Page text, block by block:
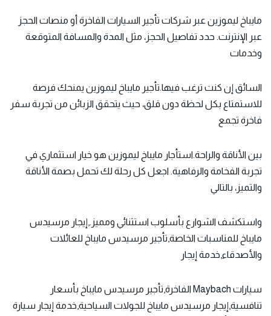
مايباخ ليموزين عبر شركات تأجير السيارات الفاخرة أو منصات الحجز
عبر الإنترنت. حدد تفاصيل الحجز، مثل المدة والمسافة المتوقعة
وخدمات
السائق إن كنت ترغب فيها.تأجير مايباخ ليموزين يمنحك فرصة
للاستمتاع بكل لحظة دون قلق، حيث يتحقق الزبائن من تجربة سفر
فاخرة تجمع
بين الأناقة والراحة.استأجار مايباخ ليموزين هو خيار استثماري في
تجربة الفخامة والرفاهية. اجعل كل رحلة لك تحمل بصمة الأناقة
والتميز، بالتالي
واستكشف الشوارع بأسلوب استثنائي ومميز.,إيجار مرسيدس
مايباخ للمناسبات الخاصة,تأجير مرسيدس مايباخ للعائلات
والأصدقاء,خدمة إيجار
سيارات Maybach الفاخرة,تأجير مرسيدس مايباخ بأسعار
تنافسية,إيجار مرسيدس مايباخ للجولات السياحية,خدمة إيجار سيارة